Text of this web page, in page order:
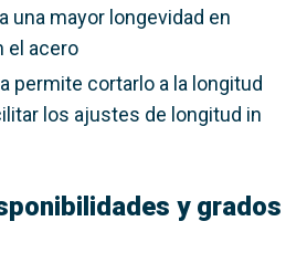
una mayor longevidad en
el acero
permite cortarlo a la longitud
los ajustes de longitud in
y grados